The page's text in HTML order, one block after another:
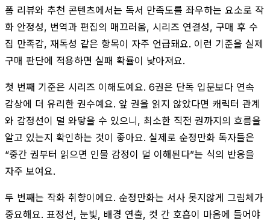
폼 리뷰와 추천 콘텐츠에서는 독서 만족도를 좌우하는 요소로 작
화 안정성, 번역과 편집의 매끄러움, 시리즈 연결성, 구매 후 수
집 만족감, 재독성 같은 항목이 자주 언급돼요. 이런 기준을 실제
구매 판단에 적용하면 실패 확률이 낮아져요.
첫 번째 기준은 시리즈 이해도예요. 6권은 단독 입문보다 연속
감상에 더 유리한 권수예요. 앞 권을 읽지 않았다면 캐릭터 관계
와 감정선이 덜 와닿을 수 있으니, 최소한 직전 권까지의 흐름을
알고 있는지 확인하는 것이 좋아요. 실제로 순정만화 독자들은
“중간 권부터 읽으면 인물 감정이 덜 이해된다”는 식의 반응을
자주 보여요.
두 번째는 작화 취향이에요. 순정만화는 서사 못지않게 그림체가
중요해요. 표정선, 눈빛, 배경 연출, 컷 간 호흡이 마음에 들어야